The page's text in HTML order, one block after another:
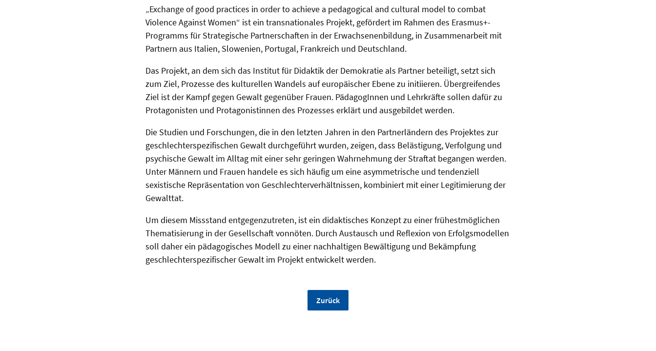
„Exchange of good practices in order to achieve a pedagogical and cultural model to combat
Violence Against Women“ ist ein transnationales Projekt, gefördert im Rahmen des Erasmus+-
Programms für Strategische Partnerschaften in der Erwachsenenbildung, in Zusammenarbeit mit
Partnern aus Italien, Slowenien, Portugal, Frankreich und Deutschland.
Das Projekt, an dem sich das Institut für Didaktik der Demokratie als Partner beteiligt, setzt sich
zum Ziel, Prozesse des kulturellen Wandels auf europäischer Ebene zu initiieren. Übergreifendes
Ziel ist der Kampf gegen Gewalt gegenüber Frauen. PädagogInnen und Lehrkräfte sollen dafür zu
Protagonisten und Protagonistinnen des Prozesses erklärt und ausgebildet werden.
Die Studien und Forschungen, die in den letzten Jahren in den Partnerländern des Projektes zur
geschlechterspezifischen Gewalt durchgeführt wurden, zeigen, dass Belästigung, Verfolgung und
psychische Gewalt im Alltag mit einer sehr geringen Wahrnehmung der Straftat begangen werden.
Unter Männern und Frauen handele es sich häufig um eine asymmetrische und tendenziell
sexistische Repräsentation von Geschlechterverhältnissen, kombiniert mit einer Legitimierung der
Gewalttat.
Um diesem Missstand entgegenzutreten, ist ein didaktisches Konzept zu einer frühestmöglichen
Thematisierung in der Gesellschaft vonnöten. Durch Austausch und Reflexion von Erfolgsmodellen
soll daher ein pädagogisches Modell zu einer nachhaltigen Bewältigung und Bekämpfung
geschlechterspezifischer Gewalt im Projekt entwickelt werden.
Zurück